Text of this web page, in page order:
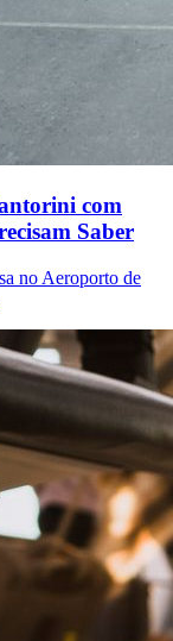
com
Saber
no Aeroporto de